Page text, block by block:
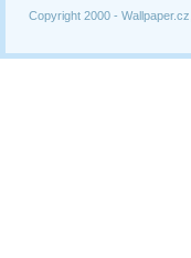
Copyright 2000 -